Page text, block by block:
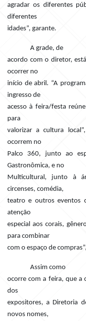
agradar os diferentes
diferentes
idades”, garante.
A grade, de
acordo com o diretor,
ocorrer no
início de abril. “A
ingresso de
acesso à feira/festa
para
valorizar a cultura
ocorrem no
Palco 360, junto ao
Gastronômica, e no
Multicultural, junto à
circenses, comédia,
teatro e outros eventos
atenção
especial aos corais,
para combinar
com o espaço de
Assim como
ocorre com a feira, que a
dos
expositores, a Diretoria
novos nomes,